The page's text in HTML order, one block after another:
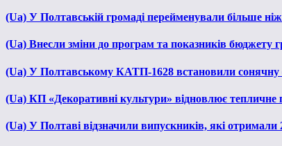
(Ua) У Полтавській громаді перейменували більше ніж
(Ua) Внесли зміни до програм та показників бюджету
(Ua) У Полтавському КАТП-1628 встановили сонячну
(Ua) КП «Декоративні культури» відновлює тепличне
(Ua) У Полтаві відзначили випускників, які